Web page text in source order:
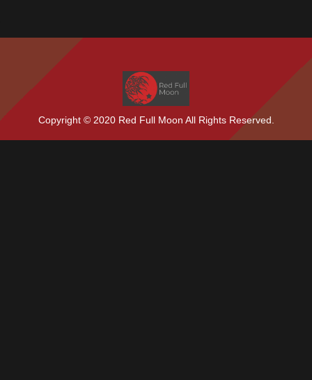
Copyright © 2020 Red Full Moon All Rights Reserved.